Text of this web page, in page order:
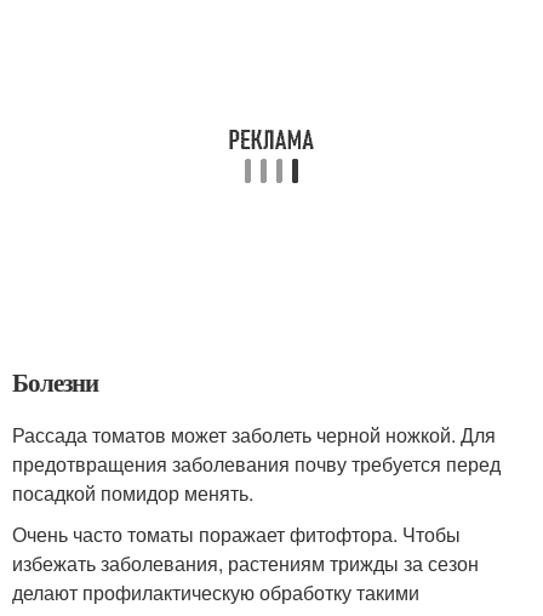
Болезни
Рассада томатов может заболеть черной ножкой. Для
предотвращения заболевания почву требуется перед
посадкой помидор менять.
Очень часто томаты поражает фитофтора. Чтобы
избежать заболевания, растениям трижды за сезон
делают профилактическую обработку такими